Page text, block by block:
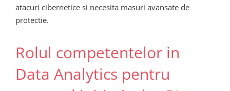
atacuri cibernetice si necesita masuri avansate de
protectie.
Rolul competentelor in
Data Analytics pentru